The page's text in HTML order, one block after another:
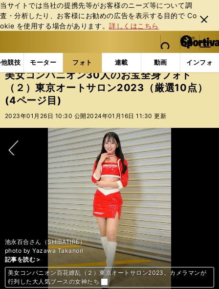
当サイトでは当社の提携先等がお客様のニーズ等について調
査・分析したり、お客様にお勧めの広告を表⽰する⽬的で Co
okie を使⽤する場合があります。詳しくはこちら
閉じ
る
web Sportiva (webスポルティーバ)
検索
マイペ
ー
ジ
メニュ
競技 モーター フォト 連載 動画 インフォ
b
ス
ポ
ル
テ
ー
バ
フォトギャラリー スポーツビーナスギャラリー 美
美女コンパニオン30人のお宝全身フォト
（２）東京オートサロン2023（厳選10点）
(4ページ目)
2023年01月26日 10:30 公開 2024年01月16日 11:30 更新
記事を読む＞
美女コンパニオン百花繚乱（２）東京オートサロン2023。カメラマンが
行列した大人気ブースの女神たち
記事を読む＞
美女コンパニオン百花繚乱（２）東京オートサロン2023。カメラマンが
行列した大人気ブースの女神たち
記事を読む＞
美女コンパニオン百花繚乱（２）東京オートサロン2023。カメラマンが
行列した大人気ブースの女神たち
池永百合さん（SHIBATIRE）
photo by Yazawa Takanori
記事を読む＞
美女コンパニオン百花繚乱（２）東京オートサロン2023。カメラマンが
行列した大人気ブースの女神たち
記事を読む＞
美女コンパニオン百花繚乱（２）東京オートサロン2023。カメラマンが
行列した大人気ブースの女神たち
記事を読む＞
美女コンパニオン百花繚乱（２）東京オートサロン2023。カメラマンが
行列した大人気ブースの女神たち
記事を読む＞
美女コンパニオン百花繚乱（２）東京オートサロン2023。カメラマンが
行列した大人気ブースの女神たち
記事を読む＞
美女コンパニオン百花繚乱（２）東京オートサロン2023。カメラマンが
行列した大人気ブースの女神たち
記事を読む＞
美女コンパニオン百花繚乱（２）東京オートサロン2023。カメラマンが
行列した大人気ブースの女神たち
記事を読む＞
美女コンパニオン百花繚乱（２）東京オートサロン2023。カメラマンが
行列した大人気ブースの女神たち
前へ